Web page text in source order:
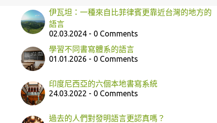
伊瓦坦：一種來自比菲律賓更靠近台灣的地方的
語言
02.03.2024 - 0 Comments
學習不同書寫體系的語言
01.01.2026 - 0 Comments
印度尼西亞的六個本地書寫系統
24.03.2022 - 0 Comments
過去的人們對發明語言更認真嗎？